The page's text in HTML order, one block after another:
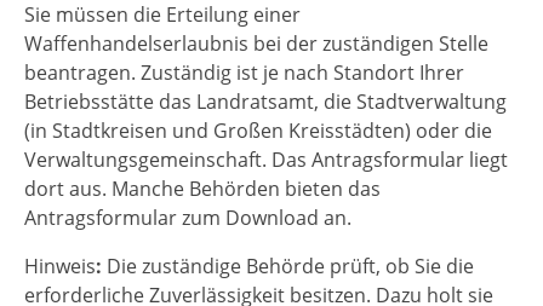
Sie müssen die Erteilung einer
Waffenhandelserlaubnis bei der zuständigen Stelle
beantragen. Zuständig ist je nach Standort Ihrer
Betriebsstätte das Landratsamt, die Stadtverwaltung
(in Stadtkreisen und Großen Kreisstädten) oder die
Verwaltungsgemeinschaft. Das Antragsformular liegt
dort aus. Manche Behörden bieten das
Antragsformular zum Download an.
Hinweis: Die zuständige Behörde prüft, ob Sie die
erforderliche Zuverlässigkeit besitzen. Dazu holt sie